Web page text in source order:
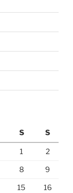
S S
1 2
8 9
15 16